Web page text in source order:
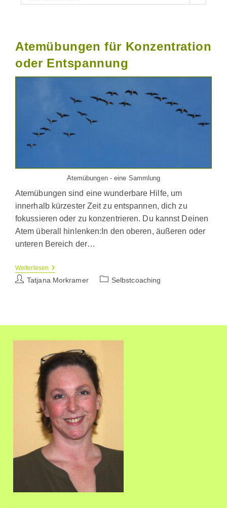
Atemübungen für Konzentration
oder Entspannung
Atemübungen - eine Sammlung
Atemübungen sind eine wunderbare Hilfe, um
innerhalb kürzester Zeit zu entspannen, dich zu
fokussieren oder zu konzentrieren. Du kannst Deinen
Atem überall hinlenken:In den oberen, äußeren oder
unteren Bereich der…
Weiterlesen Atemübungen
Für
Konzentration
Beitrags-
Tatjana Morkramer
Beitrags-
Selbstcoaching